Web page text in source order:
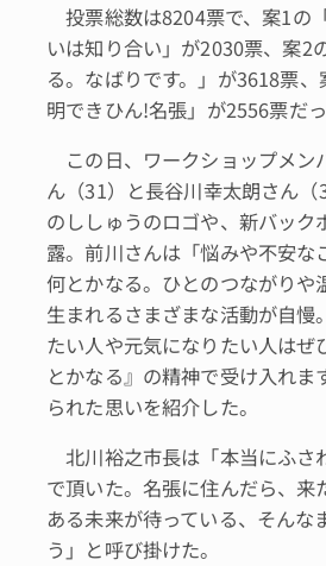
投票総数は8204票で、案1の
いは知り合い」が2030票、案2
る。なばりです。」が3618票
明できひん!名張」が2556票だっ
この日、ワークショップメン
ん（31）と長谷川幸太朗さん
のししゅうのロゴや、新バック
露。前川さんは「悩みや不安な
何とかなる。ひとのつながりや
生まれるさまざまな活動が自慢
たい人や元気になりたい人はぜ
とかなる』の精神で受け入れま
られた思いを紹介した。
北川裕之市長は「本当にふさ
で頂いた。名張に住んだら、来
ある未来が待っている、そんな
う」と呼び掛けた。